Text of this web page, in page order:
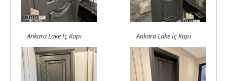
Ankara Lake İç Kapı Ankara Lake İç Kapı